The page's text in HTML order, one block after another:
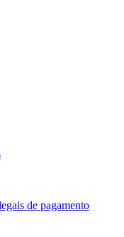
de pagamento